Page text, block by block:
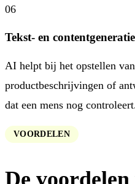
06
Tekst- en contentgeneratie
AI helpt bij het opstellen
productbeschrijvingen of
dat een mens nog
VOORDELEN
De